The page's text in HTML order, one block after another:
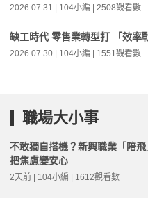
2026.07.31 | 104小編 | 2508觀看數
缺工時代 零售業轉型打 「效率
2026.07.30 | 104小編 | 1551觀看數
職場大小事
不敢獨自搭機？新興職業「陪飛
把焦慮變安心
2天前 | 104小編 | 1612觀看數